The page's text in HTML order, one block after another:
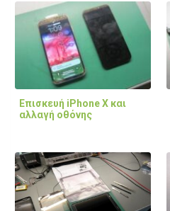
Επισκευή iPhone X και
αλλαγή οθόνης